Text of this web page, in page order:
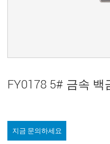
FY0178 5# 금속 백
지금 문의하세요